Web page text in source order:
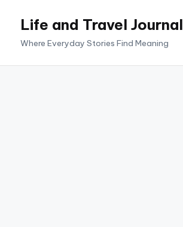
Life and Travel Journal
Where Everyday Stories Find Meaning